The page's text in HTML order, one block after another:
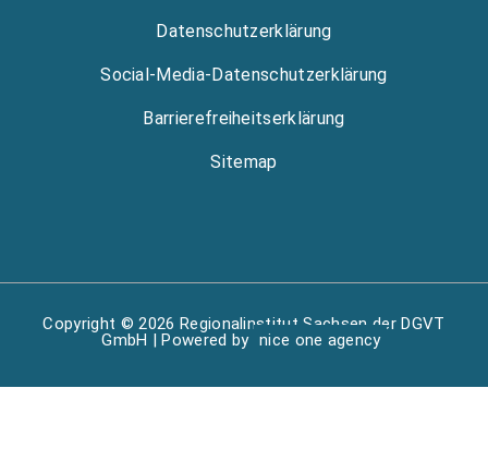
Datenschutzerklärung
Social-Media-Datenschutzerklärung
Barrierefreiheitserklärung
Sitemap
Copyright © 2026 Regionalinstitut Sachsen der DGVT
GmbH | Powered by nice one agency